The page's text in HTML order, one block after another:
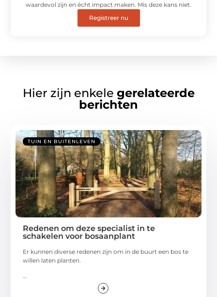
waardevol zijn en écht impact maken. Mis deze kans niet.
Registreer nu
Hier zijn enkele gerelateerde
berichten
TUIN EN BUITENLEVEN
Redenen om deze specialist in te
schakelen voor bosaanplant
Er kunnen diverse redenen zijn om in de buurt een bos te
willen laten planten.
...